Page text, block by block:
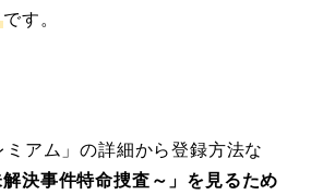
です。
アム」の詳細から登録方法な
解決事件特命捜査～」を見るため